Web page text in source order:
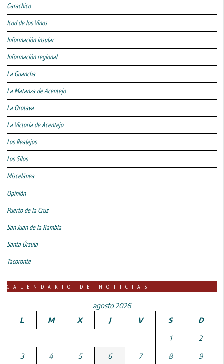
Garachico
Icod de los Vinos
Información insular
Información regional
La Guancha
La Matanza de Acentejo
La Orotava
La Victoria de Acentejo
Los Realejos
Los Silos
Miscelánea
Opinión
Puerto de la Cruz
San Juan de la Rambla
Santa Úrsula
Tacoronte
CALENDARIO DE NOTICIAS
agosto 2026
L
M X J V S D
1 2
3 4 5 6 7 8 9